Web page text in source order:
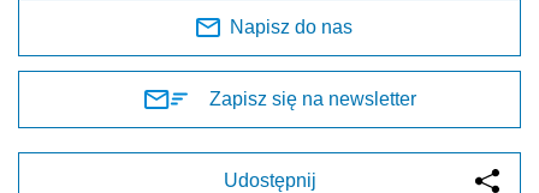
Napisz do nas
Zapisz się na newsletter
Udostępnij